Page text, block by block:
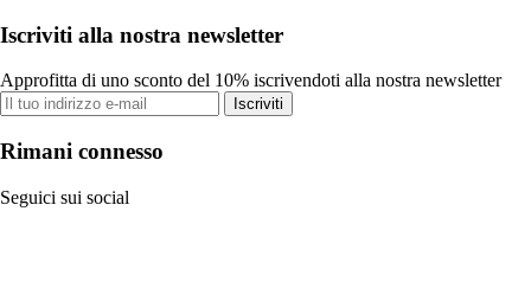
Iscriviti alla nostra newsletter
Approfitta di uno sconto del 10% iscrivendoti alla nostra newsletter
Iscriviti
Rimani connesso
Seguici sui social